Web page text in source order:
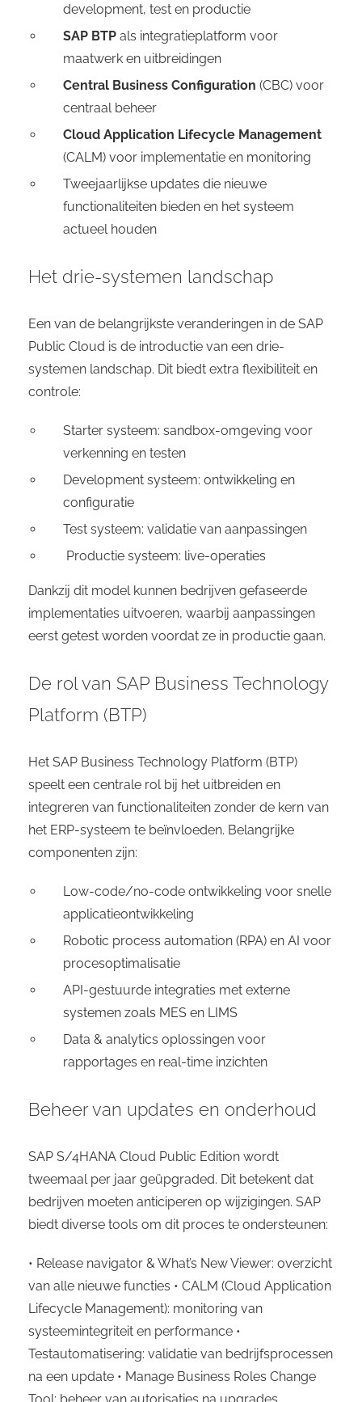
development, test en productie
SAP BTP als integratieplatform voor
maatwerk en uitbreidingen
Central Business Configuration (CBC) voor
centraal beheer
Cloud Application Lifecycle Management
(CALM) voor implementatie en monitoring
Tweejaarlijkse updates die nieuwe
functionaliteiten bieden en het systeem
actueel houden
Het drie-systemen landschap
Een van de belangrijkste veranderingen in de SAP
Public Cloud is de introductie van een drie-
systemen landschap. Dit biedt extra flexibiliteit en
controle:
Starter systeem: sandbox-omgeving voor
verkenning en testen
Development systeem: ontwikkeling en
configuratie
Test systeem: validatie van aanpassingen
Productie systeem: live-operaties
Dankzij dit model kunnen bedrijven gefaseerde
implementaties uitvoeren, waarbij aanpassingen
eerst getest worden voordat ze in productie gaan.
De rol van SAP Business Technology
Platform (BTP)
Het SAP Business Technology Platform (BTP)
speelt een centrale rol bij het uitbreiden en
integreren van functionaliteiten zonder de kern van
het ERP-systeem te beïnvloeden. Belangrijke
componenten zijn:
Low-code/no-code ontwikkeling voor snelle
applicatieontwikkeling
Robotic process automation (RPA) en AI voor
procesoptimalisatie
API-gestuurde integraties met externe
systemen zoals MES en LIMS
Data & analytics oplossingen voor
rapportages en real-time inzichten
Beheer van updates en onderhoud
SAP S/4HANA Cloud Public Edition wordt
tweemaal per jaar geüpgraded. Dit betekent dat
bedrijven moeten anticiperen op wijzigingen. SAP
biedt diverse tools om dit proces te ondersteunen:
• Release navigator & What’s New Viewer: overzicht
van alle nieuwe functies • CALM (Cloud Application
Lifecycle Management): monitoring van
systeemintegriteit en performance •
Testautomatisering: validatie van bedrijfsprocessen
na een update • Manage Business Roles Change
Tool: beheer van autorisaties na upgrades